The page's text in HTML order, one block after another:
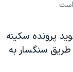
پرونده سکینه
سنگسار به